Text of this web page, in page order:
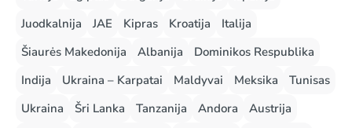
Juodkalnija
JAE Kipras Kroatija
Italija
Šiaurės Makedonija
Albanija
Dominikos Respublika
Indija
Ukraina – Karpatai Maldyvai Meksika
Tunisas
Ukraina
Šri Lanka Tanzanija Andora
Austrija